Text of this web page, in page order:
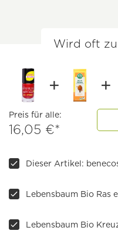
Wird oft
Preis für alle:
16,05 €*
Lebensbaum Bio Ras